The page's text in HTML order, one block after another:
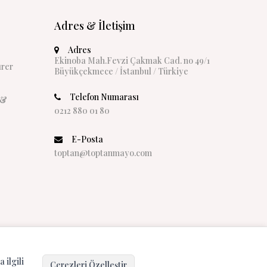
Adres & İletişim
Adres
Ekinoba Mah.Fevzi Çakmak Cad. no 49/1
Büyükçekmece / İstanbul / Türkiye
Telefon Numarası
0212 880 01 80
E-Posta
toptan@toptanmayo.com
ilgili
Çerezleri Özelleştir